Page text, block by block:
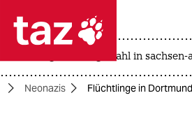
 taz zahl ich
taz zahl ich
landtagswahl in sachsen-
Neonazis Flüchtlinge in